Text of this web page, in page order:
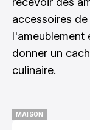
accessoires
l'ameublement
donner un
culinaire.
MAISON